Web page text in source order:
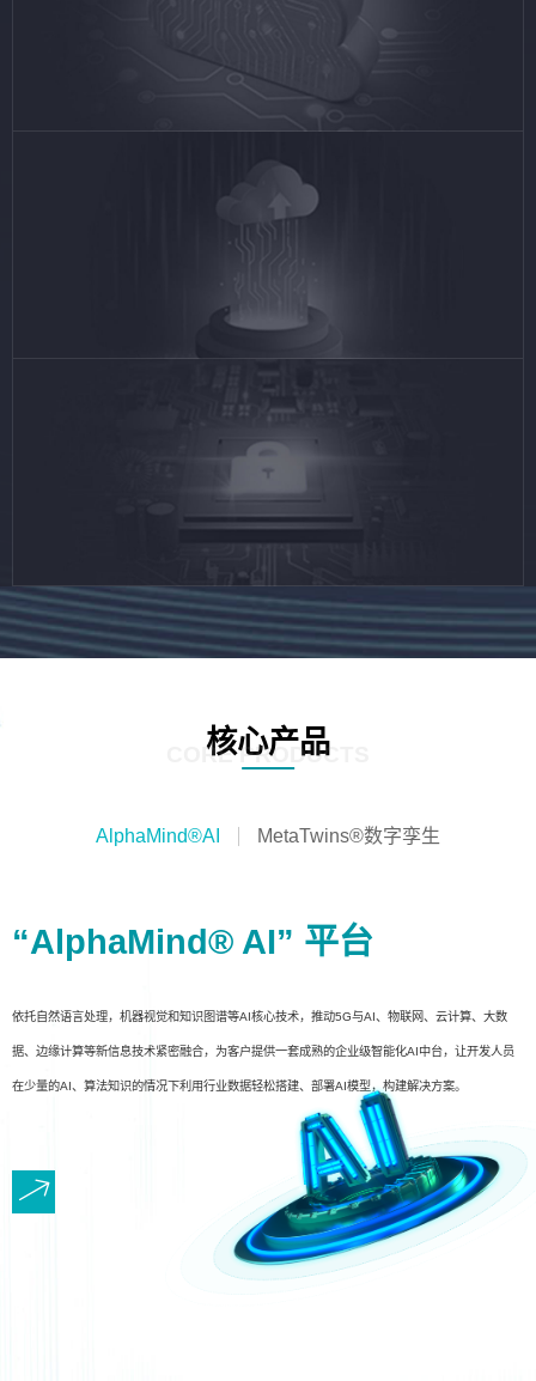
核心产品
CORE PRODUCTS
AlphaMind®AI MetaTwins®数字孪生
“AlphaMind® AI” 平台
依托自然语言处理，机器视觉和知识图谱等AI核心技术，推动5G与AI、物联网、云计算、大数
据、边缘计算等新信息技术紧密融合，为客户提供一套成熟的企业级智能化AI中台，让开发人员
在少量的AI、算法知识的情况下利用行业数据轻松搭建、部署AI模型，构建解决方案。